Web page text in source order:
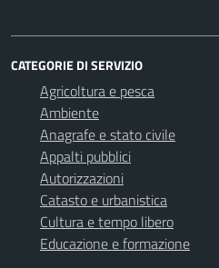
CATEGORIE DI SERVIZIO
Agricoltura e pesca
Ambiente
Anagrafe e stato civile
Appalti pubblici
Autorizzazioni
Catasto e urbanistica
Cultura e tempo libero
Educazione e formazione